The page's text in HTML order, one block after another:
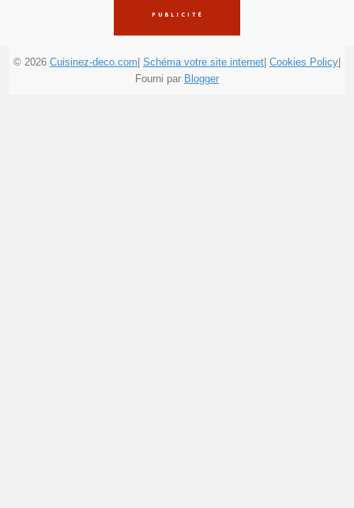
© 2026 Cuisinez-deco.com Schéma votre site internet Cookies Policy
Fourni par Blogger